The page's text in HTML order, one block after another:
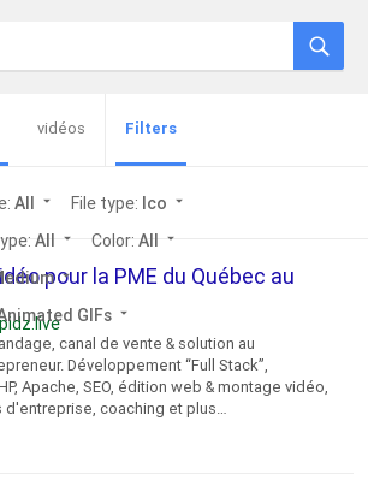
vidéos Filters
All arrow_drop_down File type: Ico arrow_drop_down
All arrow_drop_down Color: All arrow_drop_down
arrow_drop_down
GIFs arrow_drop_down
pour la PME du Québec au
canal de vente & solution au
Développement “Full Stack”,
Apache, SEO, édition web & montage vidéo,
d'entreprise, coaching et plus…